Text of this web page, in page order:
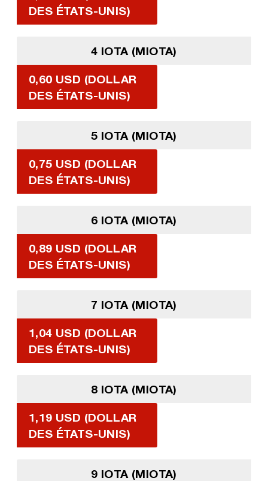
DES ÉTATS-UNIS)
4 IOTA (MIOTA)
0,60 USD (DOLLAR
DES ÉTATS-UNIS)
5 IOTA (MIOTA)
0,75 USD (DOLLAR
DES ÉTATS-UNIS)
6 IOTA (MIOTA)
0,89 USD (DOLLAR
DES ÉTATS-UNIS)
7 IOTA (MIOTA)
1,04 USD (DOLLAR
DES ÉTATS-UNIS)
8 IOTA (MIOTA)
1,19 USD (DOLLAR
DES ÉTATS-UNIS)
9 IOTA (MIOTA)